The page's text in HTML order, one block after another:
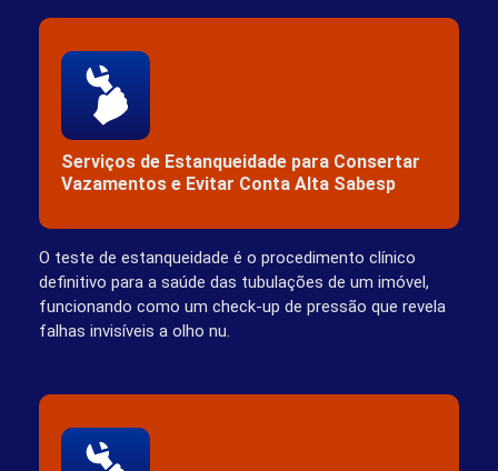
Serviços de Estanqueidade para Consertar
Vazamentos e Evitar Conta Alta Sabesp
O teste de estanqueidade é o procedimento clínico
definitivo para a saúde das tubulações de um imóvel,
funcionando como um check-up de pressão que revela
falhas invisíveis a olho nu.